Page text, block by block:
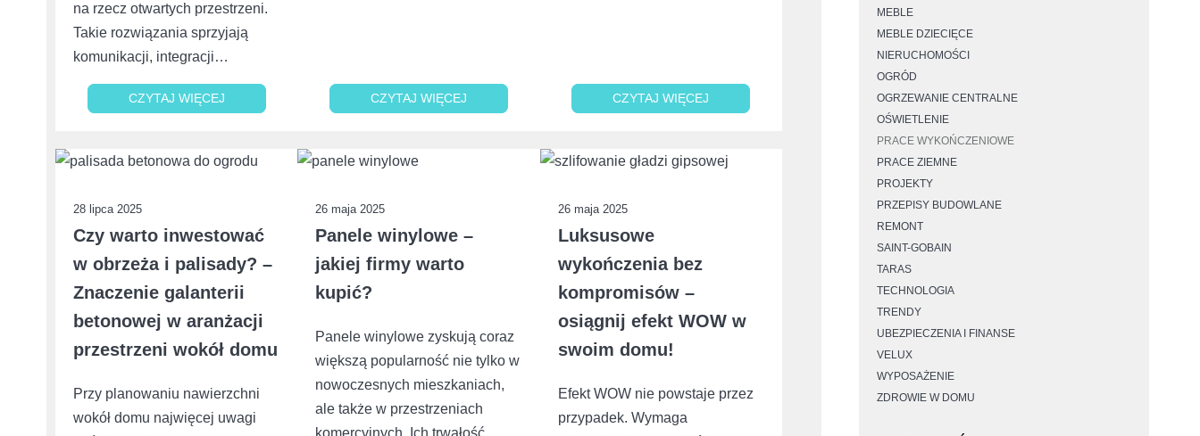
na rzecz otwartych przestrzeni.
Takie rozwiązania sprzyjają
komunikacji, integracji…
CZYTAJ WIĘCEJ
CZYTAJ WIĘCEJ CZYTAJ WIĘCEJ
CZYTAJ WIĘCEJ CZYTAJ WIĘCEJ
CZYTAJ WIĘCEJ
28 lipca 2025
Czy warto inwestować
w obrzeża i palisady? –
Znaczenie galanterii
betonowej w aranżacji
przestrzeni wokół domu
Przy planowaniu nawierzchni
wokół domu najwięcej uwagi
26 maja 2025
Panele winylowe –
jakiej firmy warto
kupić?
Panele winylowe zyskują coraz
większą popularność nie tylko w
nowoczesnych mieszkaniach,
ale także w przestrzeniach
komercyjnych. Ich trwałość,
26 maja 2025
Luksusowe
wykończenia bez
kompromisów –
osiągnij efekt WOW w
swoim domu!
Efekt WOW nie powstaje przez
przypadek. Wymaga
MEBLE
MEBLE DZIECIĘCE
NIERUCHOMOŚCI
OGRÓD
OGRZEWANIE CENTRALNE
OŚWIETLENIE
PRACE WYKOŃCZENIOWE
PRACE ZIEMNE
PROJEKTY
PRZEPISY BUDOWLANE
REMONT
SAINT-GOBAIN
TARAS
TECHNOLOGIA
TRENDY
UBEZPIECZENIA I FINANSE
VELUX
WYPOSAŻENIE
ZDROWIE W DOMU